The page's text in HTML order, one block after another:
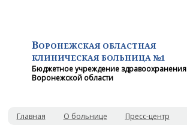
ВОРОНЕЖСКАЯ ОБЛАСТНАЯ
КЛИНИЧЕСКАЯ БОЛЬНИЦА №1
Бюджетное учреждение здравоохранения
Воронежской области
Главная О больнице Пресс-центр